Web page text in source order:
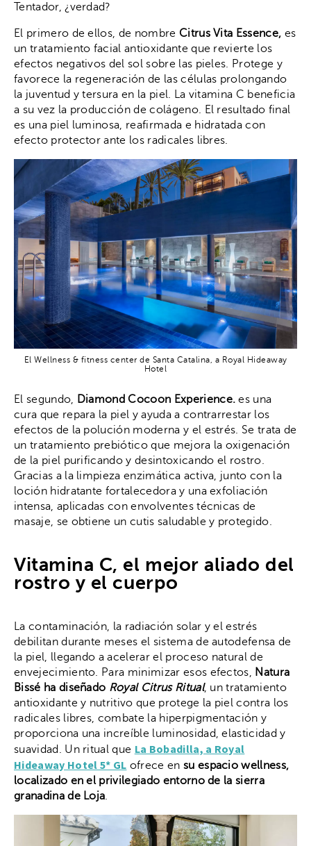
Tentador, ¿verdad?
El primero de ellos, de nombre Citrus Vita Essence, es
un tratamiento facial antioxidante que revierte los
efectos negativos del sol sobre las pieles. Protege y
favorece la regeneración de las células prolongando
la juventud y tersura en la piel. La vitamina C beneficia
a su vez la producción de colágeno. El resultado final
es una piel luminosa, reafirmada e hidratada con
efecto protector ante los radicales libres.
El Wellness & fitness center de Santa Catalina, a Royal Hideaway
Hotel
El segundo, Diamond Cocoon Experience. es una
cura que repara la piel y ayuda a contrarrestar los
efectos de la polución moderna y el estrés. Se trata de
un tratamiento prebiótico que mejora la oxigenación
de la piel purificando y desintoxicando el rostro.
Gracias a la limpieza enzimática activa, junto con la
loción hidratante fortalecedora y una exfoliación
intensa, aplicadas con envolventes técnicas de
masaje, se obtiene un cutis saludable y protegido.
Vitamina C, el mejor aliado del
rostro y el cuerpo
La contaminación, la radiación solar y el estrés
debilitan durante meses el sistema de autodefensa de
la piel, llegando a acelerar el proceso natural de
envejecimiento. Para minimizar esos efectos, Natura
Bissé ha diseñado Royal Citrus Ritual, un tratamiento
antioxidante y nutritivo que protege la piel contra los
radicales libres, combate la hiperpigmentación y
proporciona una increíble luminosidad, elasticidad y
suavidad. Un ritual que La Bobadilla, a Royal
Hideaway Hotel 5* GL ofrece en su espacio wellness,
localizado en el privilegiado entorno de la sierra
granadina de Loja.